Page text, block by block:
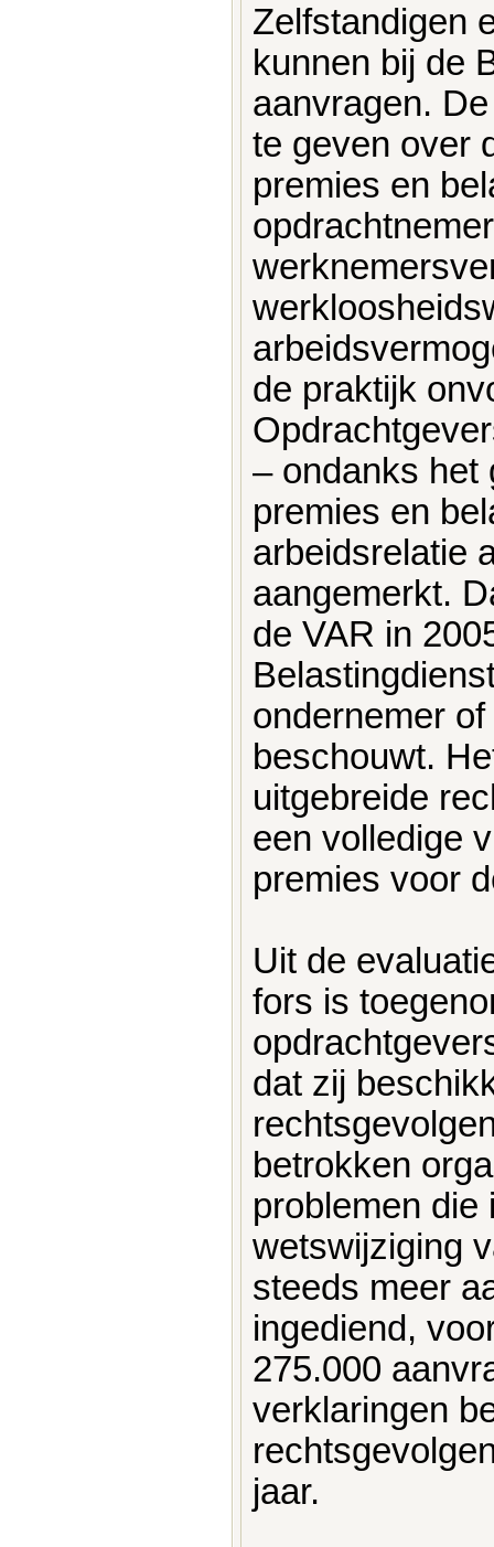
Zelfstandigen
kunnen bij de
aanvragen.
te geven over
premies en
de praktijk
– ondanks het
premies en
arbeidsrelatie
aangemerkt.
de VAR in
ondernemer
beschouwt.
uitgebreide
een volledige
premies voor
Uit de
fors is
dat zij
betrokken
problemen die
wetswijziging
steeds meer
ingediend,
275.000
verklaringen
jaar.